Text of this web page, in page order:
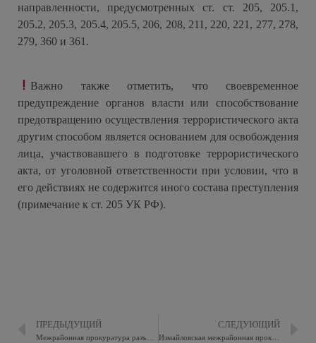
направленности, предусмотренных ст. ст. 205, 205.1,
205.2, 205.3, 205.4, 205.5, 206, 208, 211, 220, 221, 277, 278,
279, 360 и 361.
Важно также отметить, что своевременное
предупреждение органов власти или способствование
предотвращению осуществления террористического акта
другим способом является основанием для освобождения
лица, участвовавшего в подготовке террористического
акта, от уголовной ответственности при условии, что в
его действиях не содержится иного состава преступления
(примечание к ст. 205 УК РФ).
ПРЕДЫДУЩИЙ СЛЕДУЮЩИЙ
Измайловская межрайонная прокуратура информирует